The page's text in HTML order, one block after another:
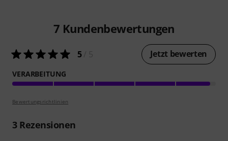
7 Kundenbewertungen
5/ 5 Jetzt bewerten
VERARBEITUNG
Bewertungsrichtlinien
3Rezensionen